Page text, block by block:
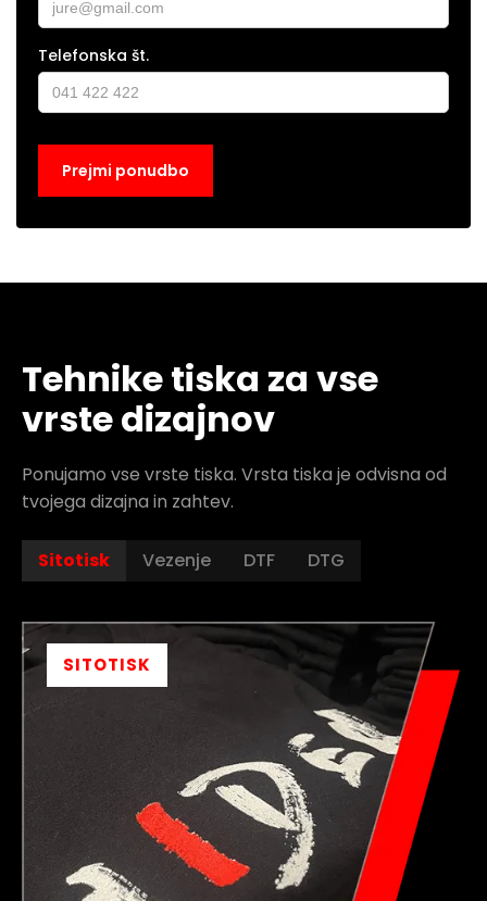
Telefonska št.
Tehnike tiska za vse
vrste dizajnov
Ponujamo vse vrste tiska. Vrsta tiska je odvisna od
tvojega dizajna in zahtev.
Sitotisk Vezenje DTF DTG
SITOTISK